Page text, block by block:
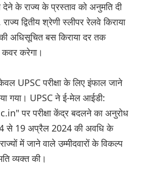
देने के राज्य के प्रस्ताव को अनुमति दी
द्वितीय श्रेणी स्लीपर रेलवे किराया
अधिसूचित बस किराया दर तक
कवर करेगा।
UPSC परीक्षा के लिए इंफाल जाने
गया। UPSC ने ई-मेल आईडी:
पर परीक्षा केंद्र बदलने का अनुरोध
से 19 अप्रैल 2024 की अवधि के
में जाने वाले उम्मीदवारों के विकल्प
व्यक्त की।